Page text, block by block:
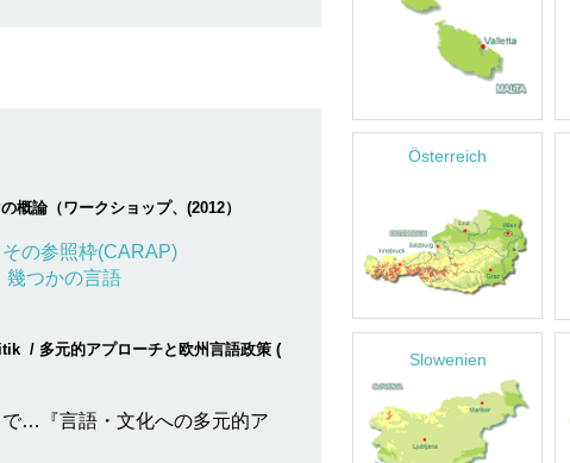
論（ワークショップ、(2012）
の参照枠(CARAP)
つかの言語
/ 多元的アプローチと欧州言語政策 (
…『言語・文化への多元的ア
Österreich
Slowenien